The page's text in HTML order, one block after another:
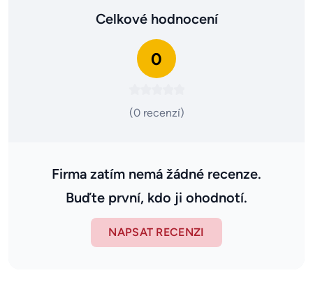
Celkové hodnocení
0
(0 recenzí)
Firma zatím nemá žádné recenze.
Buďte první, kdo ji ohodnotí.
NAPSAT RECENZI